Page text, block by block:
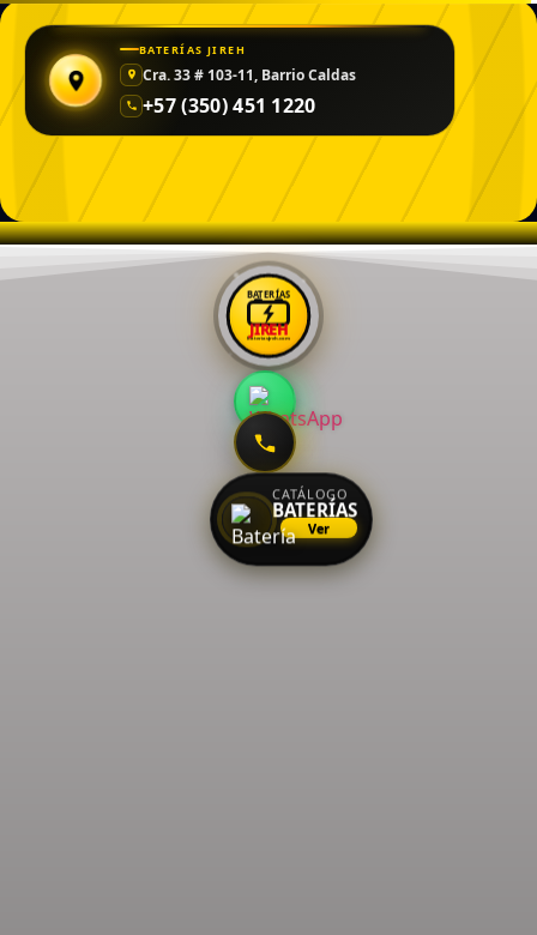
BATERÍAS JIREH
Cra. 33 # 103-11, Barrio Caldas
+57 (350) 451 1220
BATERÍAS
JIREH
bateriasjireh.com
CATÁLOGO
BATERÍAS
Ver